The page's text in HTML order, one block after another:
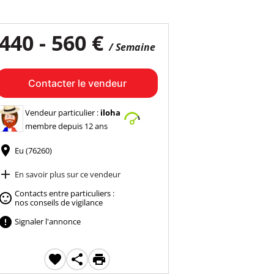
- 560 €/ Semaine
Contacter le vendeur
Vendeur particulier : iloha
membre depuis 12 ans
Eu (76260)
En savoir plus sur ce vendeur
Contacts entre particuliers :
nos conseils de vigilance
Signaler l'annonce
  